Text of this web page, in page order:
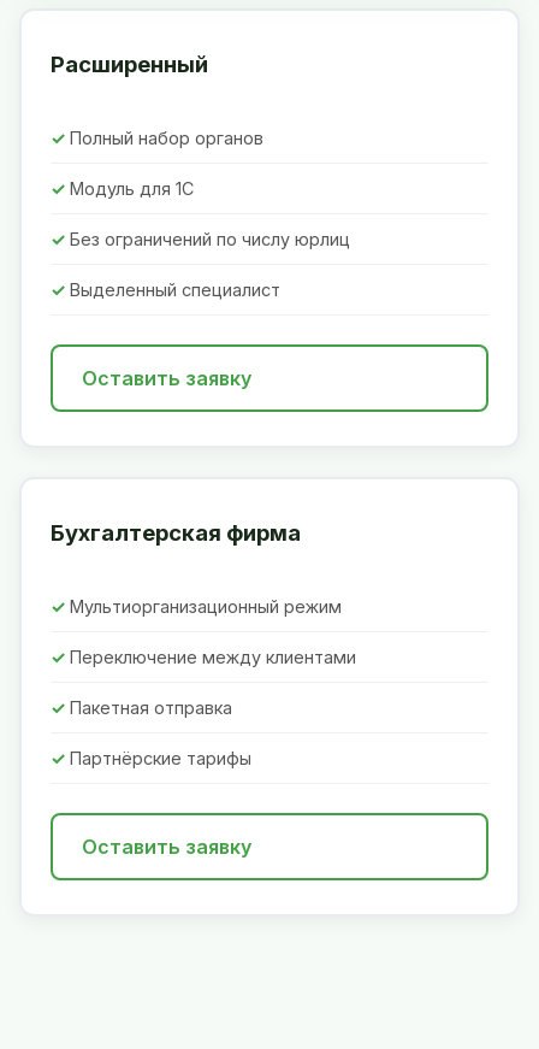
Расширенный
Полный набор органов
Модуль для 1С
Без ограничений по числу юрлиц
Выделенный специалист
Оставить заявку
Бухгалтерская фирма
Мультиорганизационный режим
Переключение между клиентами
Пакетная отправка
Партнёрские тарифы
Оставить заявку